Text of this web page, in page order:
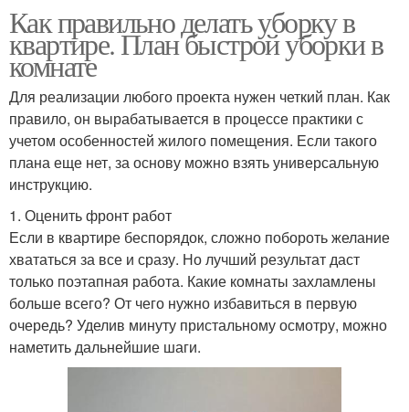
Как правильно делать уборку в
квартире. План быстрой уборки в
комнате
Для реализации любого проекта нужен четкий план. Как
правило, он вырабатывается в процессе практики с
учетом особенностей жилого помещения. Если такого
плана еще нет, за основу можно взять универсальную
инструкцию.
1. Оценить фронт работ
Если в квартире беспорядок, сложно побороть желание
хвататься за все и сразу. Но лучший результат даст
только поэтапная работа. Какие комнаты захламлены
больше всего? От чего нужно избавиться в первую
очередь? Уделив минуту пристальному осмотру, можно
наметить дальнейшие шаги.